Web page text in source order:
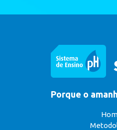
Porque o